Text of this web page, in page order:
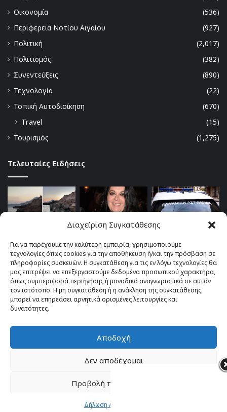
Διαχείριση Συγκατάθεσης
Για να παρέχουμε την καλύτερη εμπειρία, χρησιμοποιούμε
τεχνολογίες όπως cookies για την αποθήκευση ή/και την πρόσβαση σε
πληροφορίες συσκευών. Η συγκατάθεση για τις εν λόγω τεχνολογίες θα
μας επιτρέψει να επεξεργαστούμε δεδομένα προσωπικού χαρακτήρα,
όπως συμπεριφορά περιήγησης ή μοναδικά αναγνωριστικά σε αυτόν
τον ιστότοπο. Η μη συγκατάθεση ή η ανάκληση της συγκατάθεσης,
μπορεί να επηρεάσει αρνητικά ορισμένες λειτουργίες και
δυνατότητες.
Αποδοχή
Δεν αποδέχομαι
Προβολή προτιμήσεων
Δήλωση Απορρήτου
Οικονομία
(536)
Περιφερεια Νοτίου Αιγαίου
(927)
Πολιτική
(2,017)
Πολιτισμός
(382)
Συνεντεύξεις
(890)
Τεχνολογία
(22)
Τοπική Αυτοδιοίκηση
(670)
Travel
(15)
Τουρισμός
(1,275)
Τελευταίες Ειδήσεις
© Copyright 2026, All Rights Reserved |TOP fm 102.4